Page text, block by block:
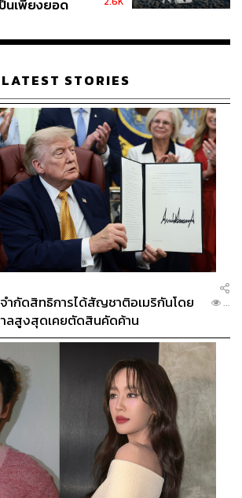
นเพียงยอด
LATEST STORIES
ำกัดสิทธิการได้สัญชาติอเมริกันโดย
ลสูงสุดเคยตัดสินคัดค้าน
...